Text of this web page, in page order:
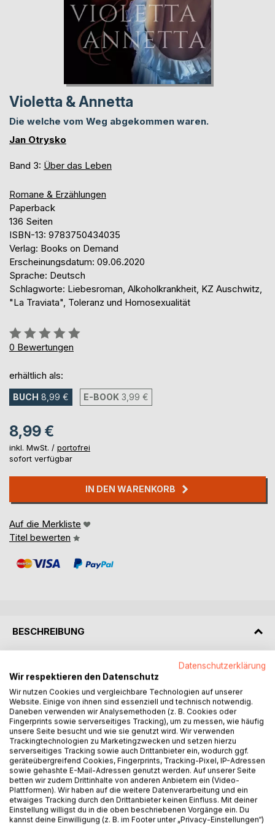
Violetta & Annetta
Die welche vom Weg abgekommen waren.
Jan Otrysko
Band 3: Über das Leben
Romane & Erzählungen
Paperback
136 Seiten
ISBN-13: 9783750434035
Verlag: Books on Demand
Erscheinungsdatum: 09.06.2020
Sprache: Deutsch
Schlagworte: Liebesroman, Alkoholkrankheit, KZ Auschwitz,
"La Traviata", Toleranz und Homosexualität
Bewertung::
0%
0 Bewertungen
erhältlich als:
BUCH 8,99 € E-BOOK 3,99 €
8,99 €
inkl. MwSt. / portofrei
sofort verfügbar
IN DEN WARENKORB
Auf die Merkliste
Titel bewerten
BESCHREIBUNG
Eine Oper zu schreiben, wo eine Kurtisane eine Hauptrolle
spielt, war für Giuseppe Verdi und Francesco Maria Piave
sehr provokativ und riskant. Die Uraufführung am 6. März
1853 war ein absoluter Misserfolg. Trotzdem, seit
mehreren Jahren gehört "La Traviata" zum Pantheon von
Weltkulturerbe. Mit höchster Aufmerksamkeit und
Spannung, oft weinend, hören die Leute die Geschichte
von der jungen Prostituierte und suchen Analogien
zwischen ihre Zeiten und Gegenwart, zwischen ihr und
ihrem Leben.
Heutzutage werden immer wieder viele Leute wegen ihrer
Sexualität, ihres Glaubens, ihres Berufes oder ihrer
Krankheiten nicht toleriert und zurückgewiesen.
Datenschutzerklärung
Wir respektieren den Datenschutz
Wir nutzen Cookies und vergleichbare Technologien auf unserer
Website. Einige von ihnen sind essenziell und technisch notwendig.
Daneben verwenden wir Analysemethoden (z. B. Cookies oder
Fingerprints sowie serverseitiges Tracking), um zu messen, wie häufig
unsere Seite besucht und wie sie genutzt wird. Wir verwenden
Trackingtechnologien zu Marketingzwecken und setzen hierzu
serverseitiges Tracking sowie auch Drittanbieter ein, wodurch ggf.
geräteübergreifend Cookies, Fingerprints, Tracking-Pixel, IP-Adressen
sowie gehashte E-Mail-Adressen genutzt werden. Auf unserer Seite
betten wir zudem Drittinhalte von anderen Anbietern ein (Video-
Plattformen). Wir haben auf die weitere Datenverarbeitung und ein
etwaiges Tracking durch den Drittanbieter keinen Einfluss. Mit deiner
Einstellung willigst du in die oben beschriebenen Vorgänge ein. Du
kannst deine Einwilligung (z. B. im Footer unter „Privacy-Einstellungen“)